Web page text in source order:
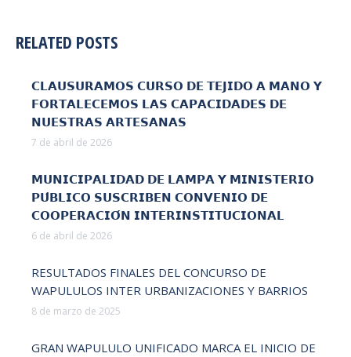
RELATED POSTS
𝗖𝗟𝗔𝗨𝗦𝗨𝗥𝗔𝗠𝗢𝗦 𝗖𝗨𝗥𝗦𝗢 𝗗𝗘 𝗧𝗘𝗝𝗜𝗗𝗢 𝗔 𝗠𝗔𝗡𝗢 𝗬
𝗙𝗢𝗥𝗧𝗔𝗟𝗘𝗖𝗘𝗠𝗢𝗦 𝗟𝗔𝗦 𝗖𝗔𝗣𝗔𝗖𝗜𝗗𝗔𝗗𝗘𝗦 𝗗𝗘
𝗡𝗨𝗘𝗦𝗧𝗥𝗔𝗦 𝗔𝗥𝗧𝗘𝗦𝗔𝗡𝗔𝗦
7 de abril de 2026
𝗠𝗨𝗡𝗜𝗖𝗜𝗣𝗔𝗟𝗜𝗗𝗔𝗗 𝗗𝗘 𝗟𝗔𝗠𝗣𝗔 𝗬 𝗠𝗜𝗡𝗜𝗦𝗧𝗘𝗥𝗜𝗢
𝗣𝗨́𝗕𝗟𝗜𝗖𝗢 𝗦𝗨𝗦𝗖𝗥𝗜𝗕𝗘𝗡 𝗖𝗢𝗡𝗩𝗘𝗡𝗜𝗢 𝗗𝗘
𝗖𝗢𝗢𝗣𝗘𝗥𝗔𝗖𝗜𝗢́𝗡 𝗜𝗡𝗧𝗘𝗥𝗜𝗡𝗦𝗧𝗜𝗧𝗨𝗖𝗜𝗢𝗡𝗔𝗟
6 de abril de 2026
RESULTADOS FINALES DEL CONCURSO DE
WAPULULOS INTER URBANIZACIONES Y BARRIOS
8 de marzo de 2025
GRAN WAPULULO UNIFICADO MARCA EL INICIO DE